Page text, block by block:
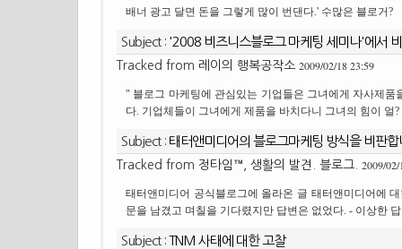
배너 광고 달면 돈을 그렇게 많이 번댄다.' 수많은 블로거?
Subject : '2008 비즈니스블로그 마케팅 세미나'에서
Tracked from 레이의 행복공작소 2009/02/18 23:59
" 블로그 마케팅에 관심있는 기업들은 그녀에게 자사제
다. 기업체들이 그녀에게 제품을 바치다니 그녀의 힘이 얼?
Subject : 태터앤미디어의 블로그마케팅 방식을 비판합
Tracked from 정타임™, 생활의 발견. 블로그. 2009/
태터앤미디어 공식블로그에 올라온 글 태터앤미디어에
문을 남겼고 며칠을 기다렸지만 답변은 없었다. - 이상한
Subject : TNM 사태에 대한 고찰